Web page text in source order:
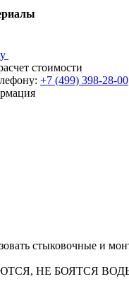
стоимости
+7 (499) 398-28-00
стыковочные и
НЕ БОЯТСЯ